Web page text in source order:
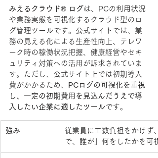
みえるクラウド® ログ は、PCの利用状況
や業務実態を可視化するクラウド型のロ
グ管理ツールです。公式サイトでは、業
務の見える化による生産性向上、テレワ
ーク時の稼働状況把握、健康経営やセキ
ュリティ対策への活用が訴求されていま
す。ただし、公式サイト上では初期導入
費がかかるため、
PCログの可視化を重視
し、一定の初期費用を見込んだうえで導
入したい企業に適したツール です。
強み
従業員に工数負担をかけず
で、誰が」何をしたかを可